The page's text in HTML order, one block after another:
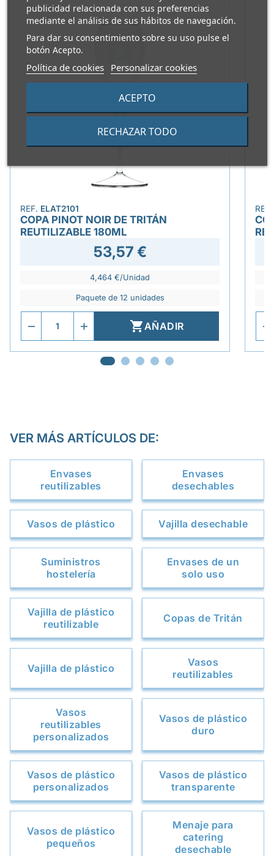
publicidad relacionada con sus preferencias
mediante el análisis de sus hábitos de navegación.
Para dar su consentimiento sobre su uso pulse el
botón Acepto.
Política de cookies Personalizar cookies
RECHAZAR TODO
ACEPTO
REF. ELAT2101
COPA PINOT NOIR DE TRITÁN
REUTILIZABLE 180ML
53,57 €
4,464 €/Unidad
Paquete de 12 unidades
AÑADIR
VER MÁS ARTÍCULOS DE:
Envases
reutilizables
Envases
desechables
Vasos de plástico Vajilla desechable
Suministros
hostelería
Envases de un
solo uso
Vajilla de plástico
reutilizable
Copas de Tritán
Vajilla de plástico
Vasos
reutilizables
Vasos
reutilizables
personalizados
Vasos de plástico
duro
Vasos de plástico
personalizados
Vasos de plástico
transparente
Vasos de plástico
pequeños
Menaje para
catering
desechable